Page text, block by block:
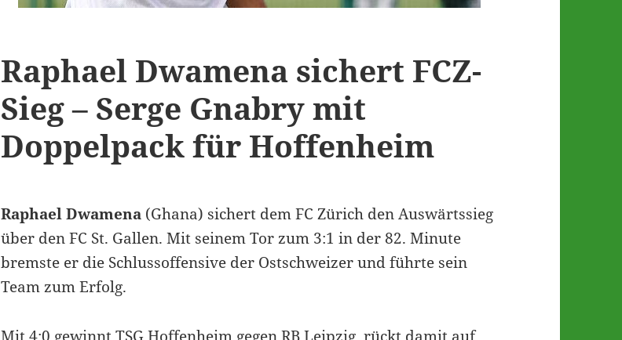
Raphael Dwamena sichert FCZ-
Sieg – Serge Gnabry mit
Doppelpack für Hoffenheim
Raphael Dwamena (Ghana) sichert dem FC Zürich den Auswärtssieg
über den FC St. Gallen. Mit seinem Tor zum 3:1 in der 82. Minute
bremste er die Schlussoffensive der Ostschweizer und führte sein
Team zum Erfolg.